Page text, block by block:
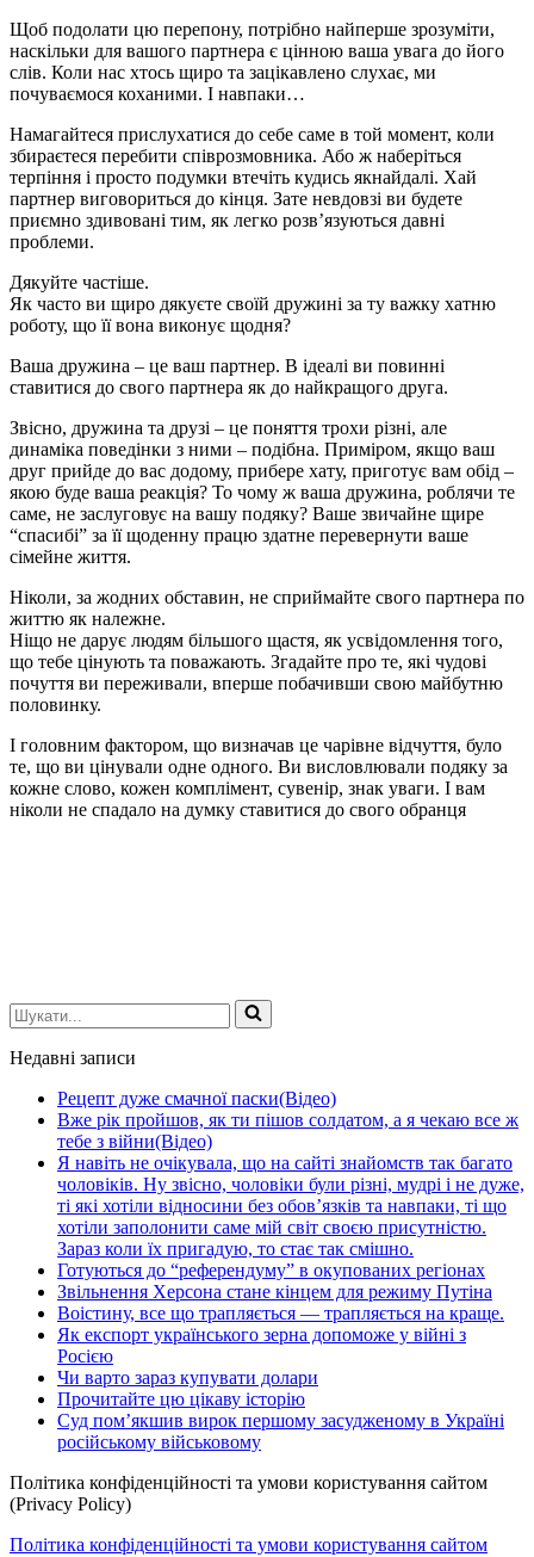
Щоб подолати цю перепону, потрібно найперше зрозуміти,
наскільки для вашого партнера є цінною ваша увага до його
слів. Коли нас хтось щиро та зацікавлено слухає, ми
почуваємося коханими. І навпаки…
Намагайтеся прислухатися до себе саме в той момент, коли
збираєтеся перебити співрозмовника. Або ж наберіться
терпіння і просто подумки втечіть кудись якнайдалі. Хай
партнер виговориться до кінця. Зате невдовзі ви будете
приємно здивовані тим, як легко розв’язуються давні
проблеми.
Дякуйте частіше.
Як часто ви щиро дякуєте своїй дружині за ту важку хатню
роботу, що її вона виконує щодня?
Ваша дружина – це ваш партнер. В ідеалі ви повинні
ставитися до свого партнера як до найкращого друга.
Звісно, дружина та друзі – це поняття трохи різні, але
динаміка поведінки з ними – подібна. Приміром, якщо ваш
друг прийде до вас додому, прибере хату, приготує вам обід –
якою буде ваша реакція? То чому ж ваша дружина, роблячи те
саме, не заслуговує на вашу подяку? Ваше звичайне щире
“спасибі” за її щоденну працю здатне перевернути ваше
сімейне життя.
Ніколи, за жодних обставин, не сприймайте свого партнера по
життю як належне.
Ніщо не дарує людям більшого щастя, як усвідомлення того,
що тебе цінують та поважають. Згадайте про те, які чудові
почуття ви переживали, вперше побачивши свою майбутню
половинку.
І головним фактором, що визначав це чарівне відчуття, було
те, що ви цінували одне одного. Ви висловлювали подяку за
кожне слово, кожен комплімент, сувенір, знак уваги. І вам
ніколи не спадало на думку ставитися до свого обранця
Шукати...
Недавні записи
Рецепт дуже смачної паски(Відео)
Вже рік пройшов, як ти пішов солдатом, а я чекаю все ж
тебе з війни(Відео)
Я навіть не очікувала, що на сайті знайомств так багато
чоловіків. Ну звісно, чоловіки були різні, мудрі і не дуже,
ті які хотіли відносини без обов’язків та навпаки, ті що
хотіли заполонити саме мій світ своєю присутністю.
Зараз коли їх пригадую, то стає так смішно.
Готуються до “референдуму” в окупованих регіонах
Звільнення Херсона стане кінцем для режиму Путіна
Воістину, все що трапляється — трапляється на краще.
Як експорт українського зерна допоможе у війні з
Росією
Чи варто зараз купувати долари
Прочитайте цю цікаву історію
Суд пом’якшив вирок першому засудженому в Україні
російському військовому
Політика конфіденційності та умови користування сайтом
(Privacy Policy)
Політика конфіденційності та умови користування сайтом